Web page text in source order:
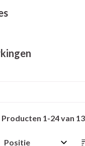
Producten 1-24van